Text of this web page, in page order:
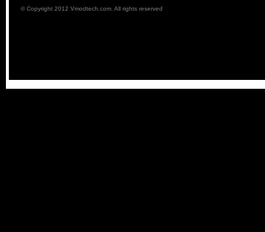
© Copyright 2012 Vmodtech.com. All rights reserved